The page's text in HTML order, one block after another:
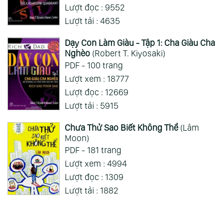
Lượt đọc : 9552
Lượt tải : 4635
Dạy Con Làm Giàu - Tập 1: Cha Giàu Cha
Nghèo(Robert T. Kiyosaki)
PDF - 100 trang
Lượt xem : 18777
Lượt đọc : 12669
Lượt tải : 5915
Chưa Thử Sao Biết Không Thể(Lâm
Moon)
PDF - 181 trang
Lượt xem : 4994
Lượt đọc : 1309
Lượt tải : 1882